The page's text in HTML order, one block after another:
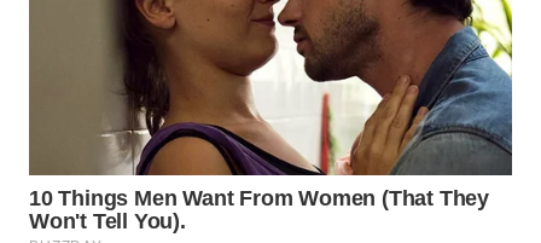
WAHANA
KONSUMEN
WAHANA
WAHANA